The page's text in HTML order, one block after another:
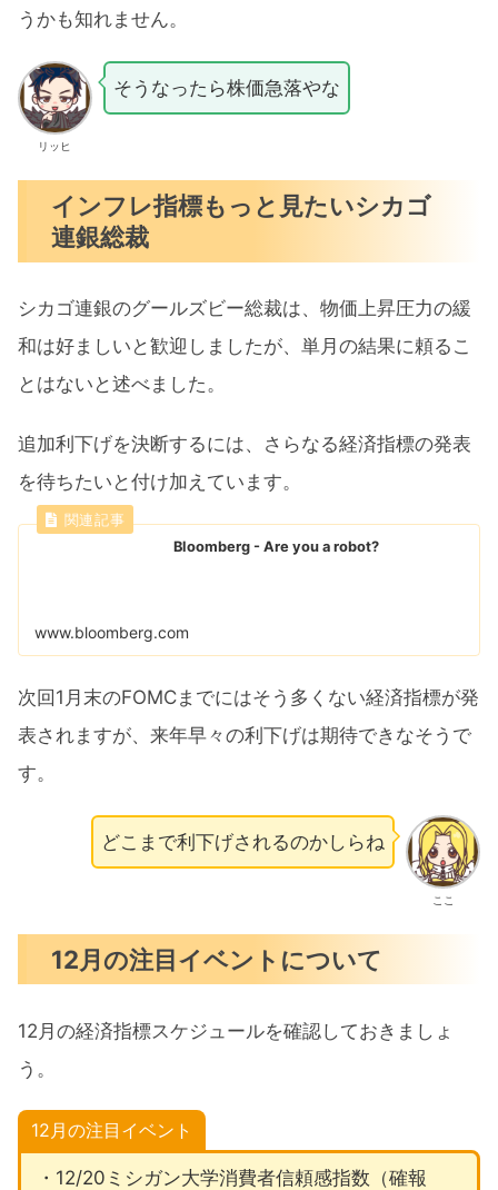
うかも知れません。
リッヒ
そうなったら株価急落やな
インフレ指標もっと見たいシカゴ
連銀総裁
シカゴ連銀のグールズビー総裁は、物価上昇圧力の緩
和は好ましいと歓迎しましたが、単月の結果に頼るこ
とはないと述べました。
追加利下げを決断するには、さらなる経済指標の発表
を待ちたいと付け加えています。
Bloomberg - Are you a robot?
www.bloomberg.com
次回1月末のFOMCまでにはそう多くない経済指標が発
表されますが、来年早々の利下げは期待できなそうで
す。
ここ
どこまで利下げされるのかしらね
12月の注目イベントについて
12月の経済指標スケジュールを確認しておきましょ
う。
12月の注目イベント
・12/20ミシガン大学消費者信頼感指数（確報